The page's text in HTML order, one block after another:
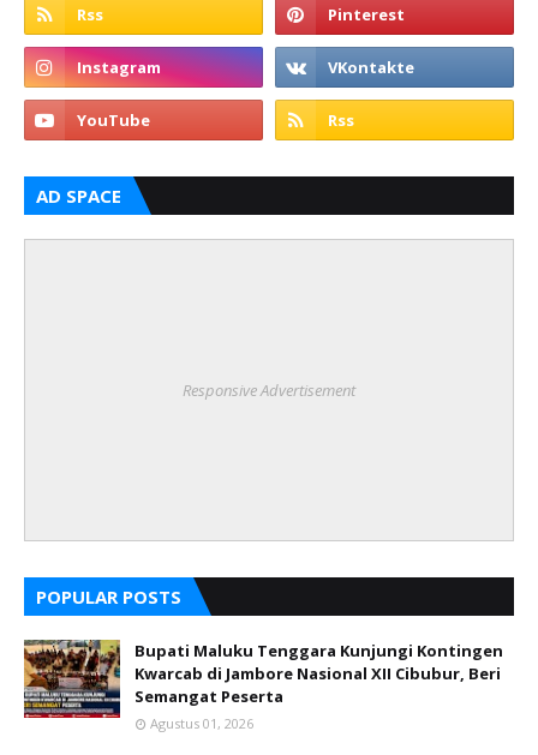
AD SPACE
Responsive Advertisement
POPULAR POSTS
Bupati Maluku Tenggara Kunjungi Kontingen
Kwarcab di Jambore Nasional XII Cibubur, Beri
Semangat Peserta
Agustus 01, 2026